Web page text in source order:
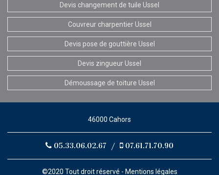
Devis changement de tuile Ussel
Couvreur charpentier Ussel
Devis pose de gouttière Ussel
Devis zingueur Ussel
Démoussage de toiture Ussel
46000 Cahors
05.33.06.02.67 / 07.61.71.70.90
©2020 Tout droit réservé - Mentions légales